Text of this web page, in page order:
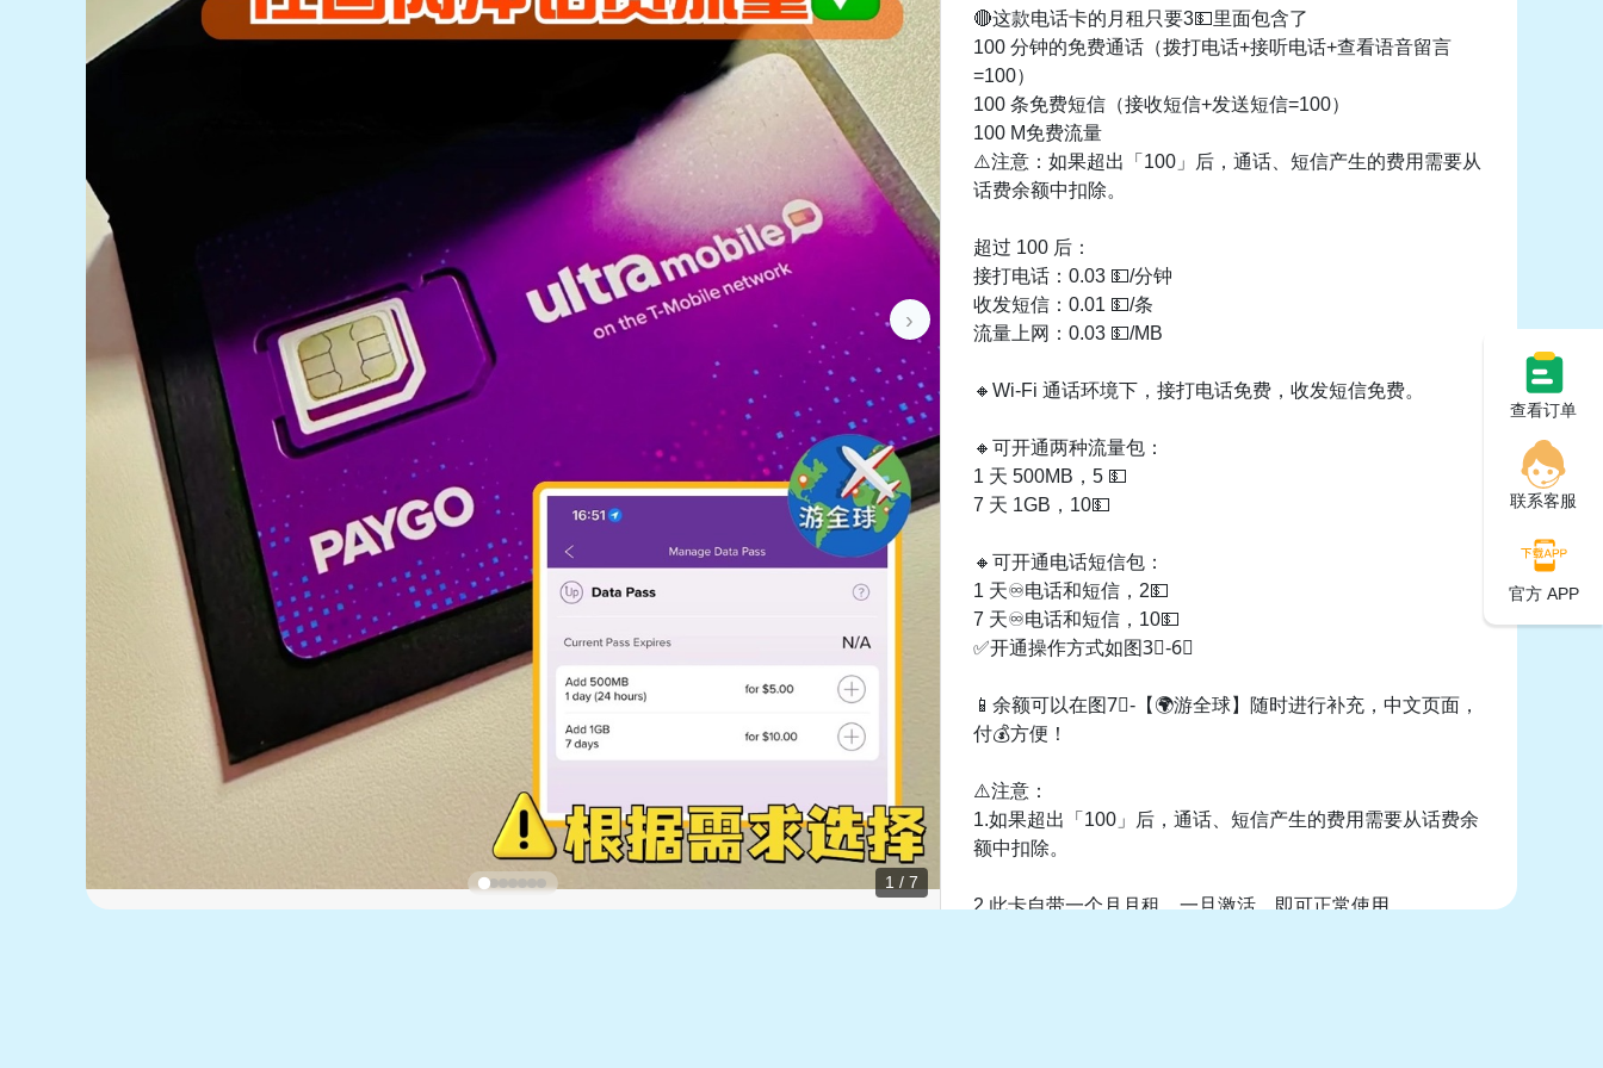
›
1 / 7
🔴这款电话卡的月租只要3💵里面包含了
100 分钟的免费通话（拨打电话+接听电话+查看语音留言
=100）
100 条免费短信（接收短信+发送短信=100）
100 M免费流量
⚠️注意：如果超出「100」后，通话、短信产生的费用需要从
话费余额中扣除。
超过 100 后：
接打电话：0.03 💵/分钟
收发短信：0.01 💵/条
流量上网：0.03 💵/MB
🔸Wi-Fi 通话环境下，接打电话免费，收发短信免费。
🔸可开通两种流量包：
1 天 500MB，5 💵
7 天 1GB，10💵
🔸可开通电话短信包：
1 天♾️电话和短信，2💵
7 天♾️电话和短信，10💵
✅开通操作方式如图3⃣️-6⃣️
📱余额可以在图7⃣️-【🌍游全球】随时进行补充，中文页面，
付💰方便！
⚠️注意：
1.如果超出「100」后，通话、短信产生的费用需要从话费余
额中扣除。
2.此卡自带一个月月租，一旦激活，即可正常使用。
查看订单
联系客服
官方 APP